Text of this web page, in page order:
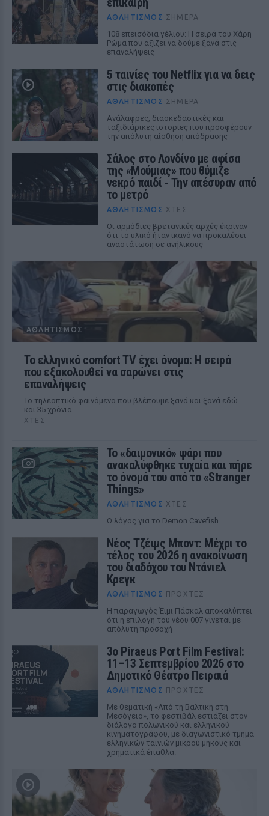
ΑΘΛΗΤΙΣΜΌΣ ΣΉΜΕΡΑ
108 επεισόδια γέλιου: Η σειρά του Χάρη
Ρώμα που αξίζει να δούμε ξανά στις
επαναλήψεις
5 ταινίες του Netflix για να δεις
στις διακοπές
ΑΘΛΗΤΙΣΜΌΣ ΣΉΜΕΡΑ
Aνάλαφρες, διασκεδαστικές και
ταξιδιάρικες ιστορίες που προσφέρουν
την απόλυτη αίσθηση απόδρασης
Σάλος στο Λονδίνο με αφίσα
της «Μούμιας» που θύμιζε
νεκρό παιδί ‑ Την απέσυραν από
το μετρό
ΑΘΛΗΤΙΣΜΌΣ ΧΤΕΣ
Οι αρμόδιες βρετανικές αρχές έκριναν
ότι το υλικό ήταν ικανό να προκαλέσει
αναστάτωση σε ανήλικους
ΑΘΛΗΤΙΣΜΌΣ
Το ελληνικό comfort TV έχει όνομα: Η σειρά
που εξακολουθεί να σαρώνει στις
επαναλήψεις
Το τηλεοπτικό φαινόμενο που βλέπουμε ξανά και ξανά εδώ
και 35 χρόνια
ΧΤΕΣ
Το «δαιμονικό» ψάρι που
ανακαλύφθηκε τυχαία και πήρε
το όνομά του από το «Stranger
Things»
ΑΘΛΗΤΙΣΜΌΣ ΧΤΕΣ
Ο λόγος για το Demon Cavefish
Νέος Τζέιμς Μποντ: Μέχρι το
τέλος του 2026 η ανακοίνωση
του διαδόχου του Ντάνιελ
Κρεγκ
ΑΘΛΗΤΙΣΜΌΣ ΠΡΟΧΤΈΣ
Η παραγωγός Έιμι Πάσκαλ αποκαλύπτει
ότι η επιλογή του νέου 007 γίνεται με
απόλυτη προσοχή
3ο Piraeus Port Film Festival:
11–13 Σεπτεμβρίου 2026 στο
Δημοτικό Θέατρο Πειραιά
ΑΘΛΗΤΙΣΜΌΣ ΠΡΟΧΤΈΣ
Με θεματική «Από τη Βαλτική στη
Μεσόγειο», το φεστιβάλ εστιάζει στον
διάλογο πολωνικού και ελληνικού
κινηματογράφου, με διαγωνιστικό τμήμα
ελληνικών ταινιών μικρού μήκους και
χρηματικά έπαθλα.